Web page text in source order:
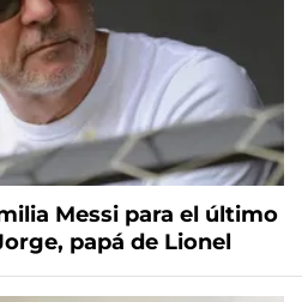
Messi para el último
papá de Lionel